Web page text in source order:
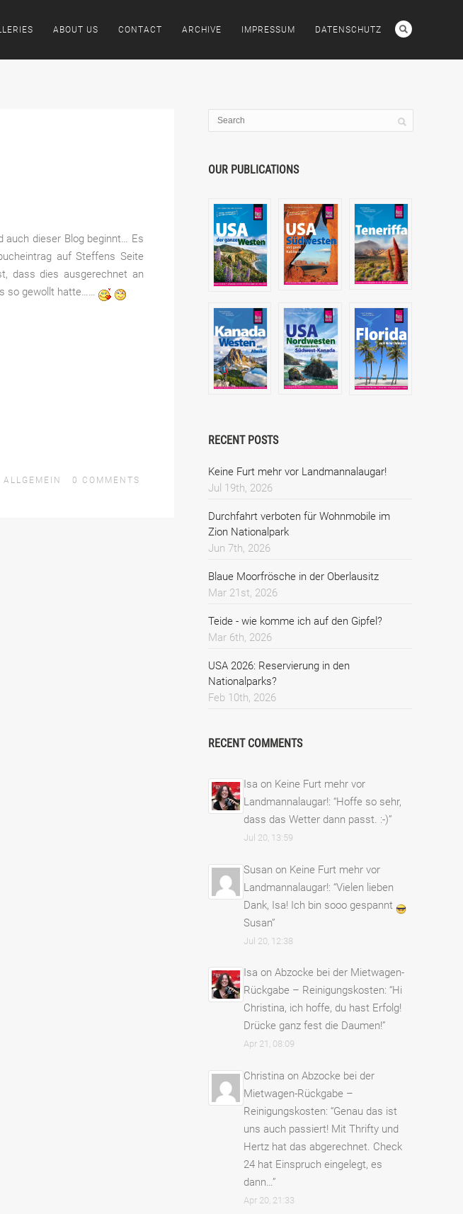
ABOUT US CONTACT ARCHIVE IMPRESSUM DATENSCHUTZ
auch dieser Blog beginnt… Es
auf Steffens Seite
dass dies ausgerechnet an
so gewollt hatte……
ALLGEMEIN 0 COMMENTS
OUR PUBLICATIONS
RECENT POSTS
Keine Furt mehr vor Landmannalaugar!
Jul 19th, 2026
Durchfahrt verboten für Wohnmobile im
Zion Nationalpark
Jun 7th, 2026
Blaue Moorfrösche in der Oberlausitz
Mar 21st, 2026
Teide - wie komme ich auf den Gipfel?
Mar 6th, 2026
USA 2026: Reservierung in den
Nationalparks?
Feb 10th, 2026
RECENT COMMENTS
Isa on Keine Furt mehr vor
Landmannalaugar!: “Hoffe so sehr,
dass das Wetter dann passt. :-)”
Jul 20, 13:59
Susan on Keine Furt mehr vor
Landmannalaugar!: “Vielen lieben
Dank, Isa! Ich bin sooo gespannt
Susan”
Jul 20, 12:38
Isa on Abzocke bei der Mietwagen-
Rückgabe – Reinigungskosten: “Hi
Christina, ich hoffe, du hast Erfolg!
Drücke ganz fest die Daumen!”
Apr 21, 08:09
Christina on Abzocke bei der
Mietwagen-Rückgabe –
Reinigungskosten: “Genau das ist
uns auch passiert! Mit Thrifty und
Hertz hat das abgerechnet. Check
24 hat Einspruch eingelegt, es
dann… ”
Apr 20, 21:33